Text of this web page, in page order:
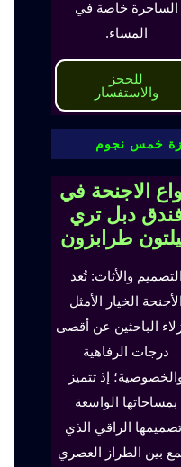
الساحرة خاصة في
المساء.
للحجز
والاستفسار
خمس نجوم
الاجنحة في
دبل تري
طرابزون
التصميم والأثاث: تُعد
الأجنحة الخيار الأمثل
الباحثين عن أقصى
درجات الرفاهية
إذ تتميز
بمساحاتها الواسعة
الراقي الذي
بين الطراز العصري